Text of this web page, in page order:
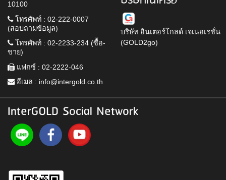
10100
โทรศัพท์ : 02-222-0007
(สอบถามข้อมูล)
โทรศัพท์ : 02-2233-234 (ซื้อ-
ขาย)
แฟกซ์ : 02-2222-046
อีเมล : info@intergold.co.th
บริษัท อินเตอร์โกลด์ เจเนอเรชั่น
(GOLD2go)
InterGOLD Social Network